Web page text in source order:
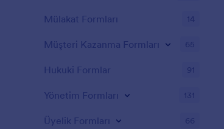
Mülakat Formları 14
Müşteri Kazanma Formları 65
Hukuki Formlar 91
Yönetim Formları 131
Üyelik Formları 66